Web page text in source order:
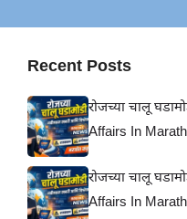
Recent Posts
रोजच्या चालू
Affairs In
रोजच्या चालू
Affairs In